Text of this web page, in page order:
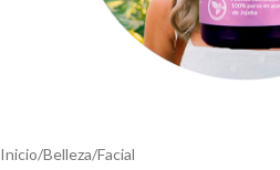
Inicio/Belleza/Facial